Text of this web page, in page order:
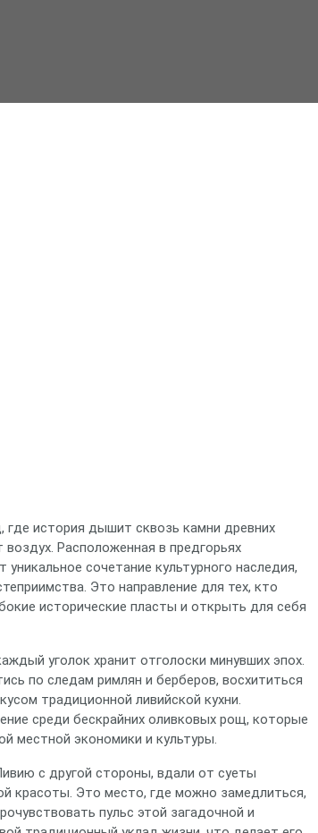
история дышит сквозь камни древних
Расположенная в предгорьях
сочетание культурного наследия,
Это направление для тех, кто
исторические пласты и открыть для себя
уголок хранит отголоски минувших эпох.
по следам римлян и берберов, восхититься
традиционной ливийской кухни.
среди бескрайних оливковых рощ, которые
местной экономики и культуры.
с другой стороны, вдали от суеты
красоты. Это место, где можно замедлиться,
пульс этой загадочной и